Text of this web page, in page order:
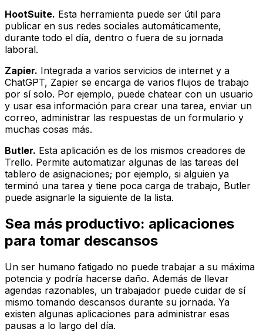
HootSuite. Esta herramienta puede ser útil para
publicar en sus redes sociales automáticamente,
durante todo el día, dentro o fuera de su jornada
laboral.
Zapier. Integrada a varios servicios de internet y a
ChatGPT, Zapier se encarga de varios flujos de trabajo
por sí solo. Por ejemplo, puede chatear con un usuario
y usar esa información para crear una tarea, enviar un
correo, administrar las respuestas de un formulario y
muchas cosas más.
Butler. Esta aplicación es de los mismos creadores de
Trello. Permite automatizar algunas de las tareas del
tablero de asignaciones; por ejemplo, si alguien ya
terminó una tarea y tiene poca carga de trabajo, Butler
puede asignarle la siguiente de la lista.
Sea más productivo: aplicaciones
para tomar descansos
Un ser humano fatigado no puede trabajar a su máxima
potencia y podría hacerse daño. Además de llevar
agendas razonables, un trabajador puede cuidar de sí
mismo tomando descansos durante su jornada. Ya
existen algunas aplicaciones para administrar esas
pausas a lo largo del día.